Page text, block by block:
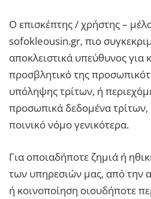
Ο επισκέπτης / χρήστης –
sofokleousin.gr, πιο
αποκλειστικά υπεύθυνος για
προσβλητικό της
υπόληψης τρίτων, ή
προσωπικά δεδομένα τρίτων,
ποινικό νόμο γενικότερα.
Για οποιαδήποτε ζημιά ή
των υπηρεσιών μας, από την
ή κοινοποίηση οιουδήποτε